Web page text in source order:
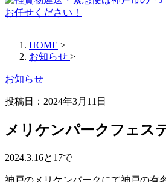
HOME >
お知らせ >
お知らせ
投稿日： 2024年3月11日
メリケンパークフェス
2024.3.16と17で
神戸のメリケンパークにて神戸の有